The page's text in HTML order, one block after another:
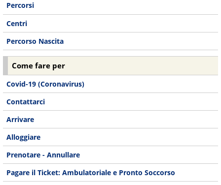
Percorsi
Centri
Percorso Nascita
Come fare per
Covid-19 (Coronavirus)
Contattarci
Arrivare
Alloggiare
Prenotare - Annullare
Pagare il Ticket: Ambulatoriale e Pronto Soccorso